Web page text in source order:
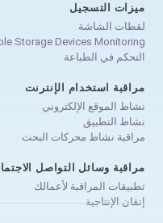
ميزات التسجيل
لقطات الشاشة
Storage Devices Monitoring
التحكم في الطباعة
مراقبة استخدام الإنترنت
نشاط الموقع الإلكتروني
نشاط التطبيق
مراقبة نشاط محركات البحث
مراقبة وسائل التواصل
تطبيقات المراقبة لأعمالك
إتقان الإنتاجية